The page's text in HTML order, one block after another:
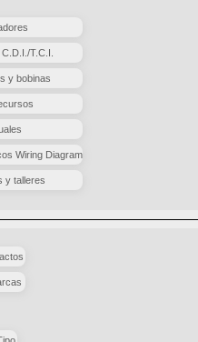
T.C.I.
y bobinas
Wiring Diagram
y talleres